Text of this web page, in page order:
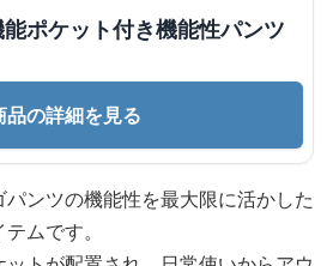
ポケット付き機能性パンツ
品の詳細を見る
ンツの機能性を最大限に活かした
ムです。